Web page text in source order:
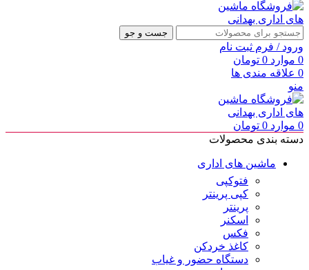
جست و جو
ورود / فرم ثبت نام
0 موارد 0 تومان
0 علاقه مندی ها
منو
0 موارد 0 تومان
دسته بندی محصولات
ماشین های اداری
فتوکپی
کپی پرینتر
پرینتر
اسکنر
فکس
کاغذ خردکن
دستگاه حضور و غیاب